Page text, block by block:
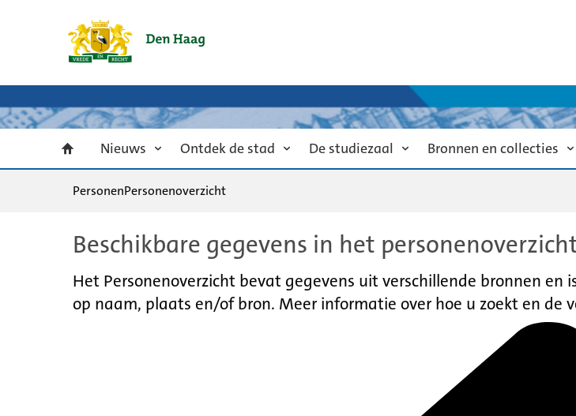
Nieuws Ontdek de stad De studiezaal Bronnen en collecties
PersonenPersonenoverzicht
Beschikbare gegevens in het
Het Personenoverzicht bevat gegevens uit verschillende bronnen
op naam, plaats en/of bron. Meer informatie over hoe u zoekt en de